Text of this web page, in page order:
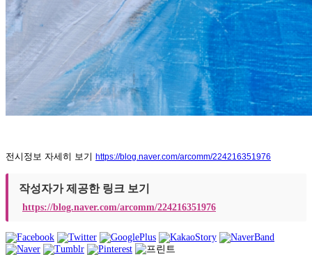
전시정보 자세히 보기 https://blog.naver.com/arcomm/224216351976
작성자가 제공한 링크 보기
https://blog.naver.com/arcomm/224216351976